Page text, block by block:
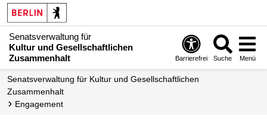
Senatsverwaltung für
Kultur und Gesellschaftlichen
Zusammenhalt
Barrierefrei Suche Menü
Senatsverwaltung für Kultur und Gesellschaftlichen
Zusammenhalt
Engagement